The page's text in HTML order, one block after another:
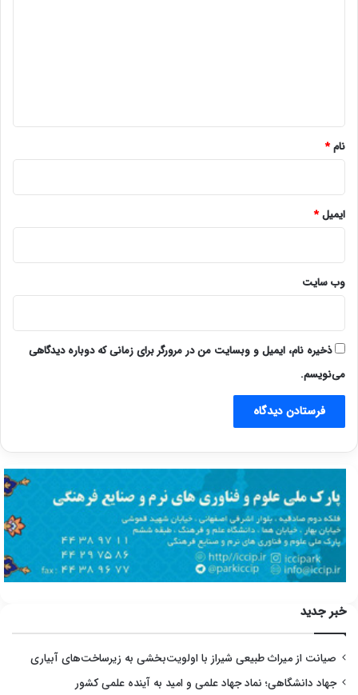
نام*
ایمیل*
وب‌ سایت
ذخیره نام، ایمیل و وبسایت من در مرورگر برای زمانی که دوباره دیدگاهی
می‌نویسم.
خبر جدید
صیانت از میراث طبیعی شیراز با اولویت‌بخشی به زیرساخت‌های آبیاری
جهاد دانشگاهی؛ نماد جهاد علمی و امید به آینده علمی کشور